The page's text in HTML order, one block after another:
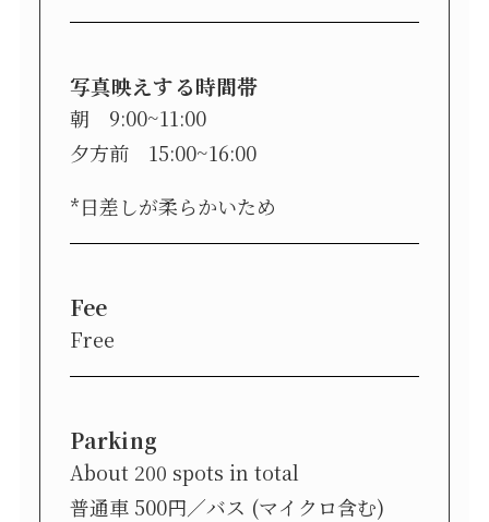
写真映えする時間帯
朝 9:00~11:00
夕方前 15:00~16:00
*日差しが柔らかいため
Fee
Free
Parking
About 200 spots in total
普通車 500円／バス (マイクロ含む)